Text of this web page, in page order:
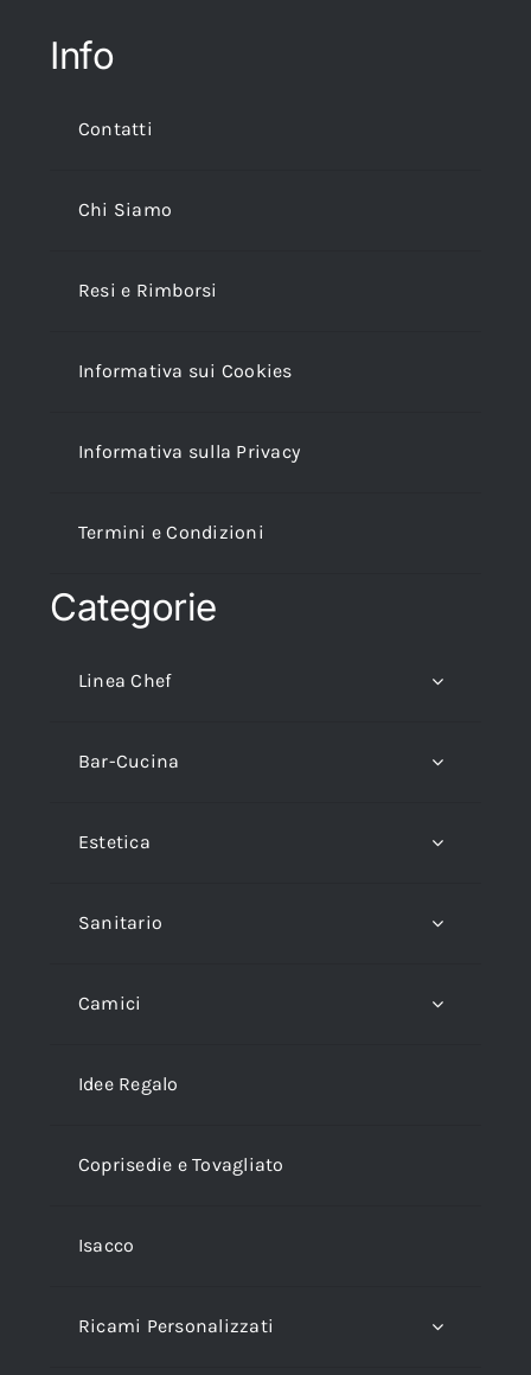
Info
Contatti
Chi Siamo
Resi e Rimborsi
Informativa sui Cookies
Informativa sulla Privacy
Termini e Condizioni
Categorie
Linea Chef
Bar-Cucina
Estetica
Sanitario
Camici
Idee Regalo
Coprisedie e Tovagliato
Isacco
Ricami Personalizzati